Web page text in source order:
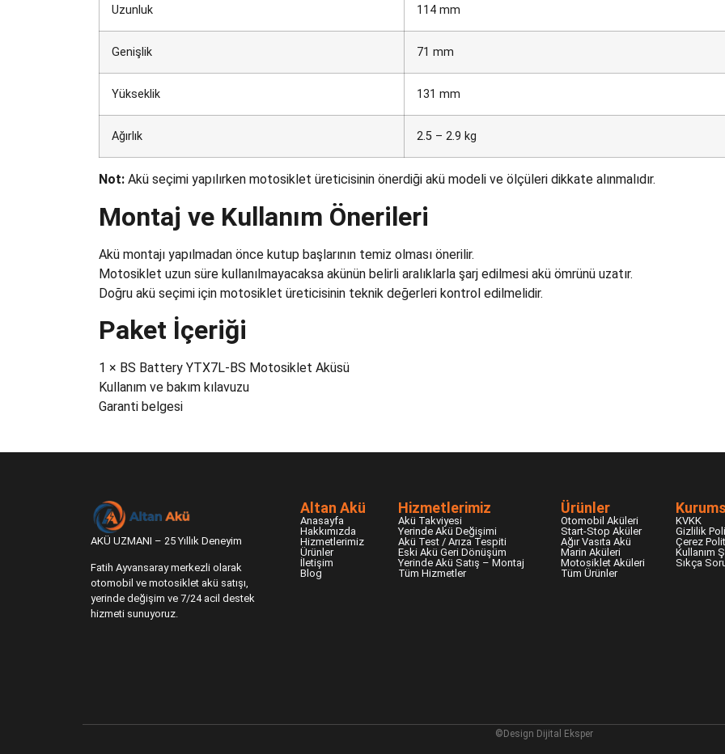
Uzunluk 114 mm
Genişlik 71 mm
Yükseklik 131 mm
Ağırlık 2.5 – 2.9 kg
Not: Akü seçimi yapılırken motosiklet üreticisinin önerdiği akü modeli ve ölçüleri dikkate alınmalıdır.
Montaj ve Kullanım Önerileri
Akü montajı yapılmadan önce kutup başlarının temiz olması önerilir.
Motosiklet uzun süre kullanılmayacaksa akünün belirli aralıklarla şarj edilmesi akü ömrünü uzatır.
Doğru akü seçimi için motosiklet üreticisinin teknik değerleri kontrol edilmelidir.
Paket İçeriği
1 × BS Battery YTX7L-BS Motosiklet Aküsü
Kullanım ve bakım kılavuzu
Garanti belgesi
AKÜ UZMANI – 25 Yıllık Deneyim
Fatih Ayvansaray merkezli olarak
otomobil ve motosiklet akü satışı,
yerinde değişim ve 7/24 acil destek
hizmeti sunuyoruz.
Altan Akü
Anasayfa
Hakkımızda
Hizmetlerimiz
Ürünler
İletişim
Blog
Hizmetlerimiz
Akü Takviyesi
Yerinde Akü Değişimi
Akü Test / Arıza Tespiti
Eski Akü Geri Dönüşüm
Yerinde Akü Satış – Montaj
Tüm Hizmetler
Ürünler
Otomobil Aküleri
Start-Stop Aküler
Ağır Vasıta Akü
Marin Aküleri
Motosiklet Aküleri
Tüm Ürünler
KVKK
Gizlilik
Çerez
Kullanım
Sıkça
©Design Dijital Eksper